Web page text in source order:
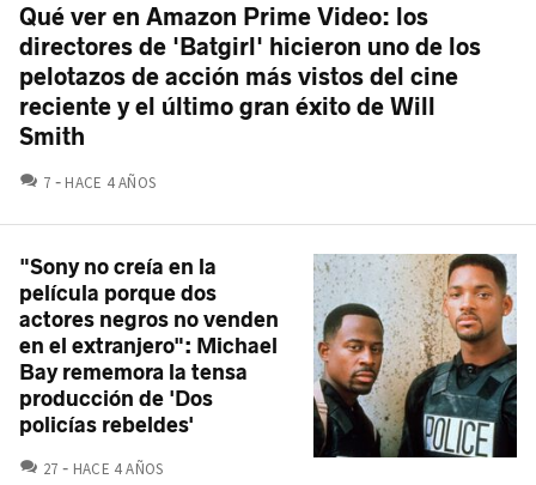
Qué ver en Amazon Prime Video: los
directores de 'Batgirl' hicieron uno de los
pelotazos de acción más vistos del cine
reciente y el último gran éxito de Will
Smith
7 COMENTARIOS
HACE 4 AÑOS
"Sony no creía en la
película porque dos
actores negros no venden
en el extranjero": Michael
Bay rememora la tensa
producción de 'Dos
policías rebeldes'
27 COMENTARIOS
HACE 4 AÑOS